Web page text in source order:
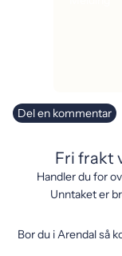
Del en kommentar
Fri frakt
Handler du for
Unntaket er
Bor du i Arendal så